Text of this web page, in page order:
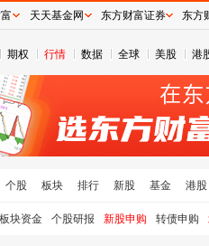
期权 行情 数据 全球 美股 港
个股 板块 排行 新股 基金 港股
板块资金 个股研报 新股申购 转债申购
天天基金网 东方财富证券 东方